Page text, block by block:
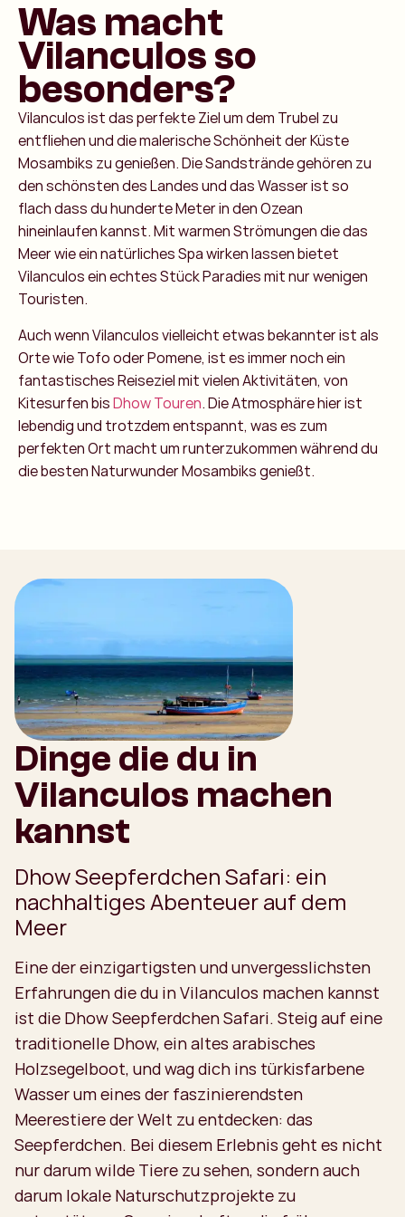
Was macht
Vilanculos so
besonders?
Vilanculos ist das perfekte Ziel um dem Trubel zu
entfliehen und die malerische Schönheit der Küste
Mosambiks zu genießen. Die Sandstrände gehören zu
den schönsten des Landes und das Wasser ist so
flach dass du hunderte Meter in den Ozean
hineinlaufen kannst. Mit warmen Strömungen die das
Meer wie ein natürliches Spa wirken lassen bietet
Vilanculos ein echtes Stück Paradies mit nur wenigen
Touristen.
Auch wenn Vilanculos vielleicht etwas bekannter ist als
Orte wie Tofo oder Pomene, ist es immer noch ein
fantastisches Reiseziel mit vielen Aktivitäten, von
Kitesurfen bisDhow Touren. Die Atmosphäre hier ist
lebendig und trotzdem entspannt, was es zum
perfekten Ort macht um runterzukommen während du
die besten Naturwunder Mosambiks genießt.
Dinge die du in
Vilanculos machen
kannst
Dhow Seepferdchen Safari: ein
nachhaltiges Abenteuer auf dem
Meer
Eine der einzigartigsten und unvergesslichsten
Erfahrungen die du in Vilanculos machen kannst
ist die Dhow Seepferdchen Safari. Steig auf eine
traditionelle Dhow, ein altes arabisches
Holzsegelboot, und wag dich ins türkisfarbene
Wasser um eines der faszinierendsten
Meerestiere der Welt zu entdecken: das
Seepferdchen. Bei diesem Erlebnis geht es nicht
nur darum wilde Tiere zu sehen, sondern auch
darum lokale Naturschutzprojekte zu